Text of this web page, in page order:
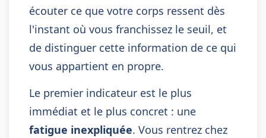
écouter ce que votre corps ressent dès
l'instant où vous franchissez le seuil, et
de distinguer cette information de ce qui
vous appartient en propre.
Le premier indicateur est le plus
immédiat et le plus concret : une
fatigue inexpliquée. Vous rentrez chez